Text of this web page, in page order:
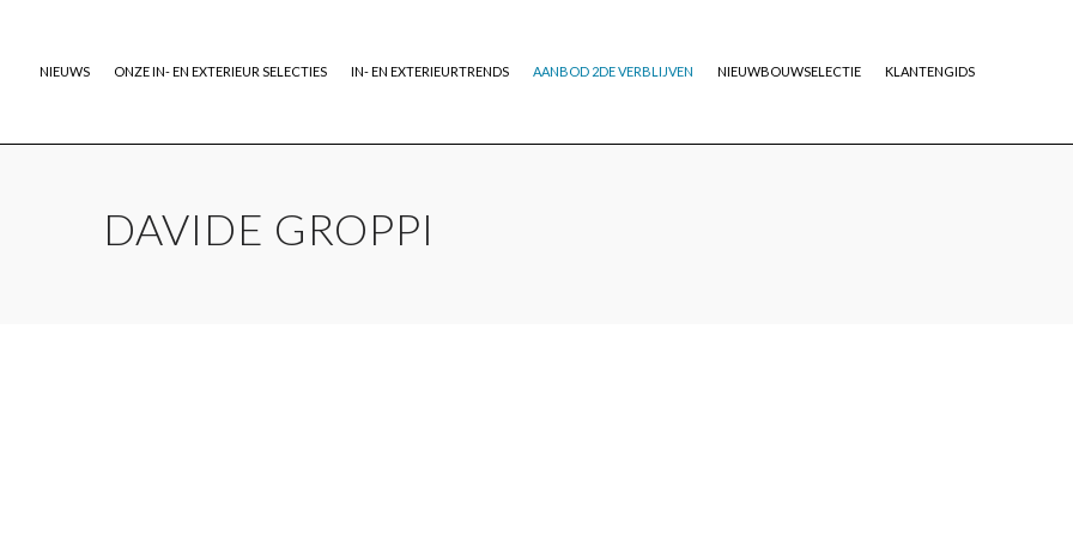
NIEUWS ONZE IN- EN EXTERIEUR SELECTIES IN- EN EXTERIEURTRENDS AANBOD 2DE VERBLIJVEN NIEUWBOUWSELECTIE KLANTENGIDS
DAVIDE GROPPI